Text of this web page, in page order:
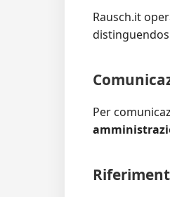
Rausch.it
Per